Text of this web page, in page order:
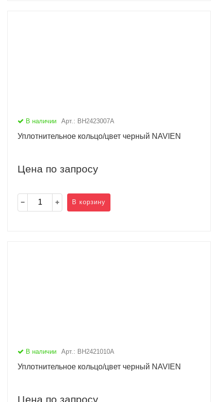
В наличии Арт.: BH2423007A
Уплотнительное кольцо/цвет черный NAVIEN
Цена по запросу
В корзину
В наличии Арт.: BH2421010A
Уплотнительное кольцо/цвет черный NAVIEN
Цена по запросу